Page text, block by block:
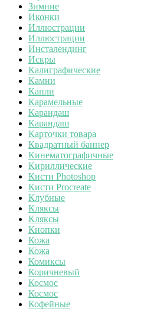
Зимние
Иконки
Иллюстрации
Иллюстрации
Инсталендинг
Искры
Калиграфические
Камни
Капли
Карамельные
Карандаш
Карандаш
Карточки товара
Квадратный баннер
Кинематографичные
Кириллические
Кисти Photoshop
Кисти Procreate
Клубные
Кляксы
Кляксы
Кнопки
Кожа
Кожа
Комиксы
Коричневый
Космос
Космос
Кофейные